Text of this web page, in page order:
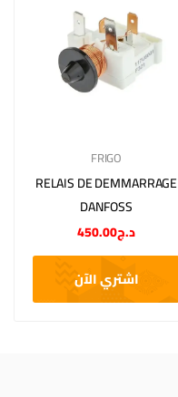
FRIGO
RELAIS DE DEMMARRAGE
DANFOSS
د.ج450.00
اشتري الآن